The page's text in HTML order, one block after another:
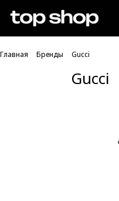
Проверка хлебных крошек
Главная Бренды Gucci
Gucci